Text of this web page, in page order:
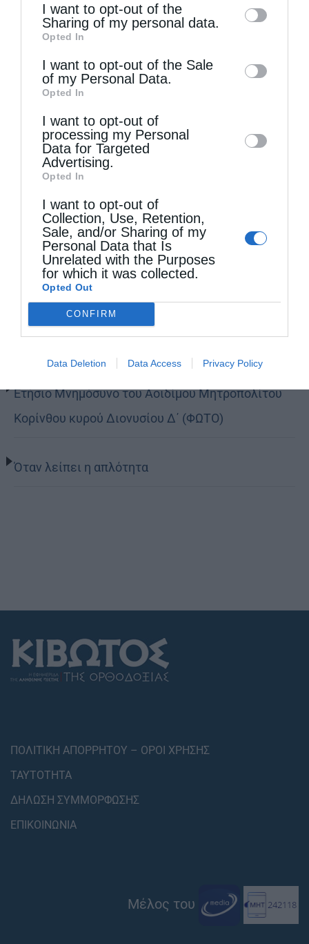
information by third parties on the IAB’s list
of downstream participants. This
information may also be disclosed by us to
third parties on theIAB’s List of
Downstream Participants
disclose it to other third parties.
I want to opt-out of the
Sharing of my personal data.
Opted In
I want to opt-out of the Sale
of my Personal Data.
Opted In
I want to opt-out of
processing my Personal
Data for Targeted
Advertising.
Opted In
I want to opt-out of
Collection, Use, Retention,
Sale, and/or Sharing of my
Personal Data that Is
Unrelated with the Purposes
for which it was collected.
Opted Out
CONFIRM
Data Deletion Data Access Privacy Policy
Τελευταία άρθρα
Τα βράδια των Παρακλήσεων (Βίντεο)
Ο Οικουμενικός Πατριάρχης στο πανηγυρίζον
Μετόχι του Αγίου Παντελεήμονος στον Γαλατά
Δημητριάδος Ιγνάτιος: «Να φτάσουμε
Ετήσιο Μνημόσυνο του Αοιδίμου Μητροπολίτου
Κορίνθου κυρού Διονυσίου Δ΄ (ΦΩΤΟ)
Όταν λείπει η απλότητα
ΠΟΛΙΤΙΚΗ ΑΠΟΡΡΗΤΟΥ – ΟΡΟΙ ΧΡΗΣΗΣ
ΤΑΥΤΟΤΗΤΑ
ΔΗΛΩΣΗ ΣΥΜΜΟΡΦΩΣΗΣ
ΕΠΙΚΟΙΝΩΝΙΑ
Μέλος του